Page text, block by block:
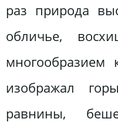
раз природа
обличье,
изображал
равнины,